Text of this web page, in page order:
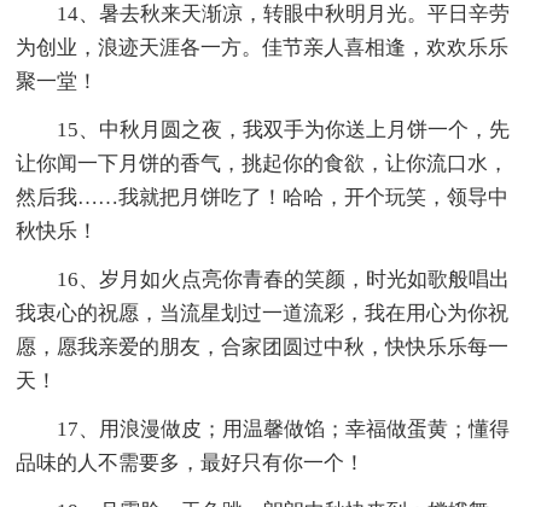
14、暑去秋来天渐凉，转眼中秋明月光。平日辛劳
为创业，浪迹天涯各一方。佳节亲人喜相逢，欢欢乐乐
聚一堂！
15、中秋月圆之夜，我双手为你送上月饼一个，先
让你闻一下月饼的香气，挑起你的食欲，让你流口水，
然后我……我就把月饼吃了！哈哈，开个玩笑，领导中
秋快乐！
16、岁月如火点亮你青春的笑颜，时光如歌般唱出
我衷心的祝愿，当流星划过一道流彩，我在用心为你祝
愿，愿我亲爱的朋友，合家团圆过中秋，快快乐乐每一
天！
17、用浪漫做皮；用温馨做馅；幸福做蛋黄；懂得
品味的人不需要多，最好只有你一个！